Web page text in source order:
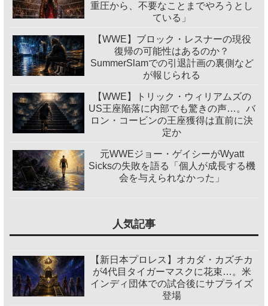
重圧から、不要なことまでやろうとし
ている」
【WWE】ブロック・レスナーの現役
復帰の可能性はあるのか？
SummerSlamでの引退計画の裏側など
が報じられる
【WWE】トリック・ウィリアムズの
US王座陥落に内部でも驚きの声…。バ
ロン・コービンの王座獲得は直前に決
定か
元WWEジョー・ゲイシーがWyatt
Sicksの失敗を語る「個人が成長する機
会を与えられなかった」
人気記事
【新日本プロレス】オカダ・カズチカ
が4代目タイガーマスクに花束…。米
インディ団体での試合後にサプライズ
登場